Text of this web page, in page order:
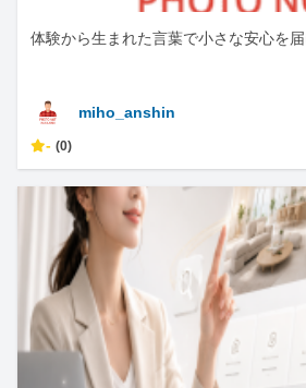
体験から生まれた言葉で小さな安心を
miho_anshin
- (0)